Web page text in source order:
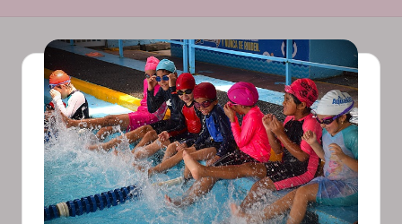
i
g
o
I
n
f
o